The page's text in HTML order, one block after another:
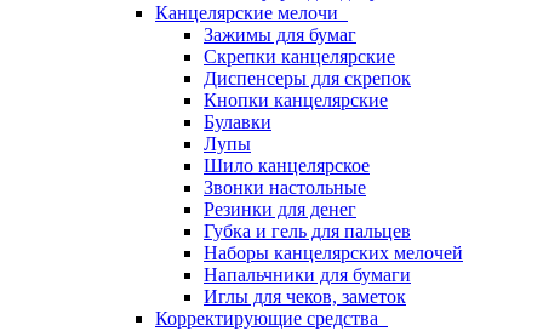
Канцелярские мелочи
Зажимы для бумаг
Скрепки канцелярские
Диспенсеры для скрепок
Кнопки канцелярские
Булавки
Лупы
Шило канцелярское
Звонки настольные
Резинки для денег
Губка и гель для пальцев
Наборы канцелярских мелочей
Напальчники для бумаги
Иглы для чеков, заметок
Корректирующие средства